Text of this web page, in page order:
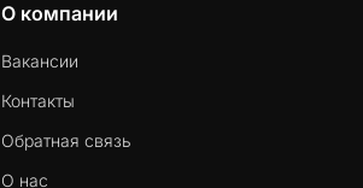
О компании
Вакансии
Контакты
Обратная связь
О нас